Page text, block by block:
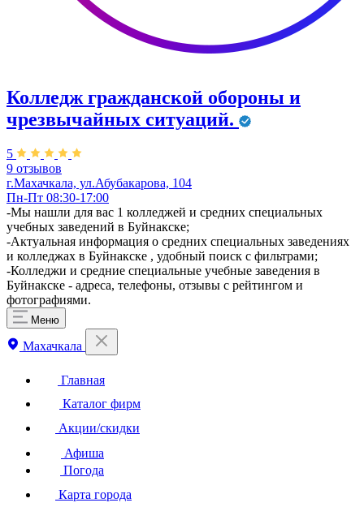
Колледж гражданской обороны и
чрезвычайных ситуаций.
5
9 отзывов
г.Махачкала, ул.Абубакарова, 104
Пн-Пт 08:30-17:00
​-Мы нашли для вас 1 колледжей и средних специальных
учебных заведений в Буйнакске;
-Актуальная информация о средних специальных заведениях
и колледжах в Буйнакске , удобный поиск с фильтрами;
-Колледжи и средние специальные учебные заведения в
Буйнакске - адреса, телефоны, отзывы с рейтингом и
фотографиями.
Меню
Махачкала
Главная
Каталог фирм
Акции/скидки
Афиша
Погода
Карта города